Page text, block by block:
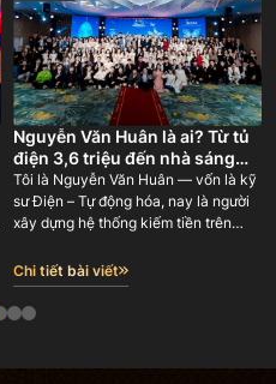
Nguyễn Văn Huân là ai? Từ tủ
điện 3,6 triệu đến nhà sáng
lập GODA 180 người
Tôi là Nguyễn Văn Huân — vốn là kỹ
sư Điện – Tự động hóa, nay là người
xây dựng hệ thống kiếm tiền trên
cho người khác. Tôi là đồng sáng lập
BMG Group (2018-2023 với gần 100
nhân sự), Công ty cổ phần phong
Truyền thông GODA (12/6/2023) —
Chi tiết bài viết